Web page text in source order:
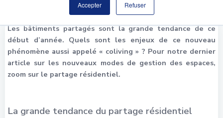
Accepter Refuser
Les bâtiments partagés sont la grande tendance de ce
début d’année. Quels sont les enjeux de ce nouveau
phénomène aussi appelé « coliving » ? Pour notre dernier
article sur les nouveaux modes de gestion des espaces,
zoom sur le partage résidentiel.
La grande tendance du partage résidentiel